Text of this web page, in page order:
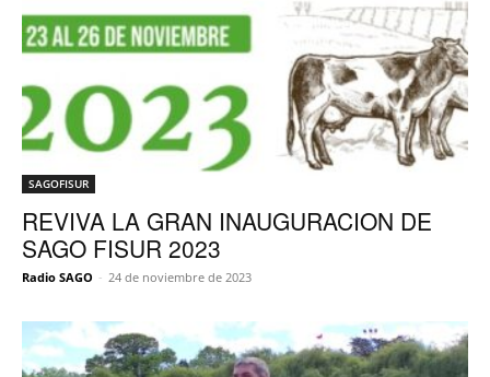
SAGOFISUR
REVIVA LA GRAN INAUGURACION DE
SAGO FISUR 2023
Radio SAGO - 24 de noviembre de 2023